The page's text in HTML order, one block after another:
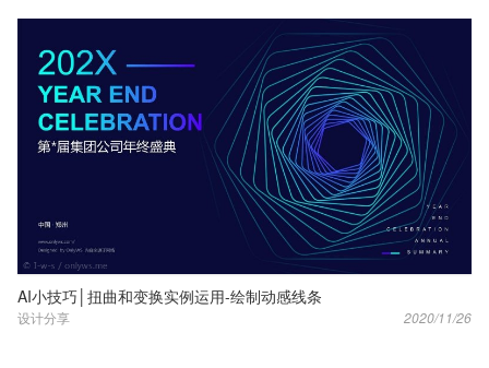
AI小技巧│扭曲和变换实例运用-绘制动感线条
设计分享 2020/11/26